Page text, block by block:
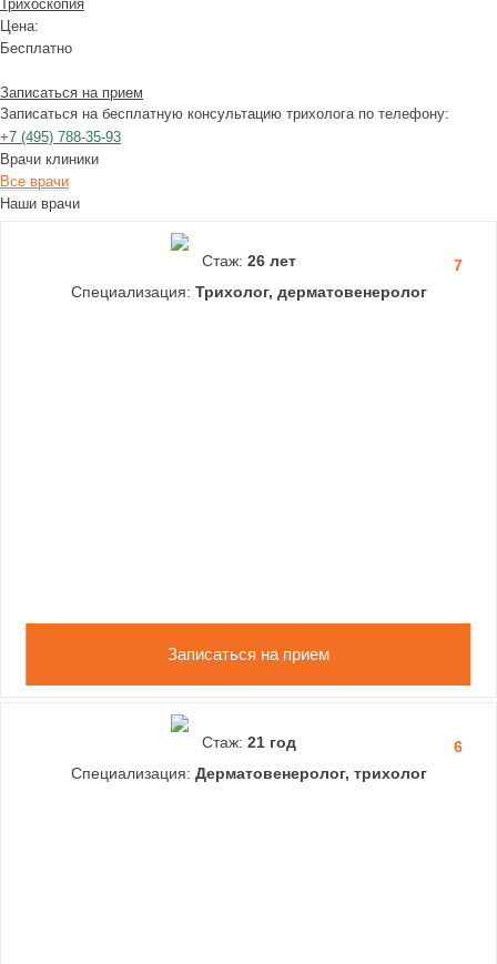
Трихоскопия
Цена:
Бесплатно
Записаться на прием
Записаться на бесплатную консультацию трихолога по телефону:
+7 (495) 788-35-93
Врачи клиники
Все врачи
Наши врачи
7
Стаж: 26 лет
Специализация: Трихолог, дерматовенеролог
Записаться на прием
6
Стаж: 21 год
Специализация: Дерматовенеролог, трихолог